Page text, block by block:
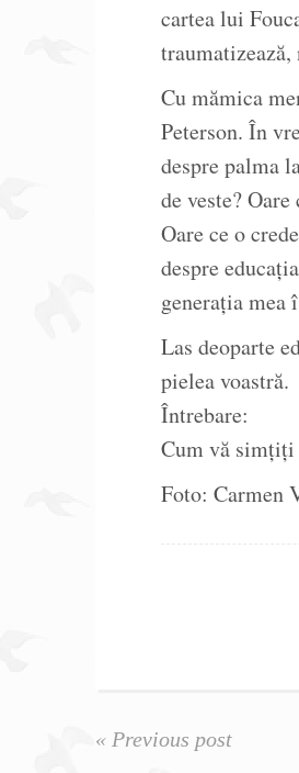
cartea lui
Cu mămica
Peterson. În
despre palma
de veste?
Oare ce o
despre
generația mea
Las deoparte
pielea voastră.
Întrebare:
Cum vă simțiți
Foto: Carmen
« Previous post